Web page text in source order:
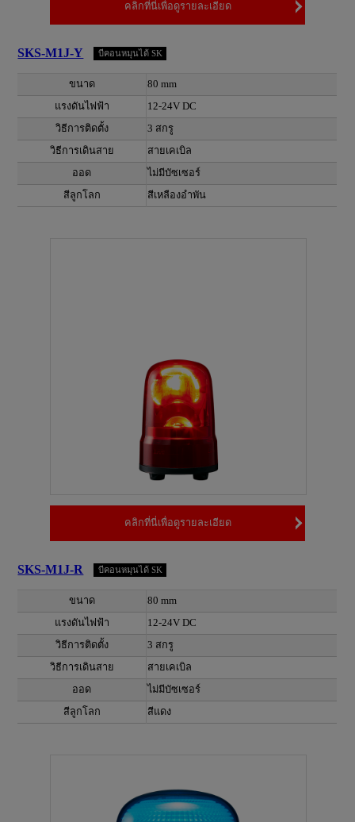
คลิกที่นี่เพื่อดูรายละเอียด
SKS-M1J-Y บีคอนหมุนได้ SK
ขนาด
80 mm
แรงดันไฟฟ้า
12-24V DC
วิธีการติดตั้ง
3 สกรู
วิธีการเดินสาย
สายเคเบิล
ออด
ไม่มีบัซเซอร์
สีลูกโลก
สีเหลืองอำพัน
คลิกที่นี่เพื่อดูรายละเอียด
SKS-M1J-R บีคอนหมุนได้ SK
ขนาด
80 mm
แรงดันไฟฟ้า
12-24V DC
วิธีการติดตั้ง
3 สกรู
วิธีการเดินสาย
สายเคเบิล
ออด
ไม่มีบัซเซอร์
สีลูกโลก
สีแดง